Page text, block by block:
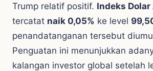
Trump relatif positif. Indeks Dolar
tercatat naik 0,05% ke level
penandatanganan tersebut
Penguatan ini menunjukkan
kalangan investor global setelah